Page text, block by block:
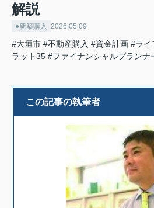
解説
●新築購入 2026.05.09
#大垣市 #不動産購入 #資金計画 #ライ
ラット35 #ファイナンシャルプランナ
この記事の執筆者